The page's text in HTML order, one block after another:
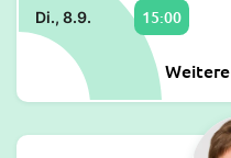
Di., 8.9. 15:00